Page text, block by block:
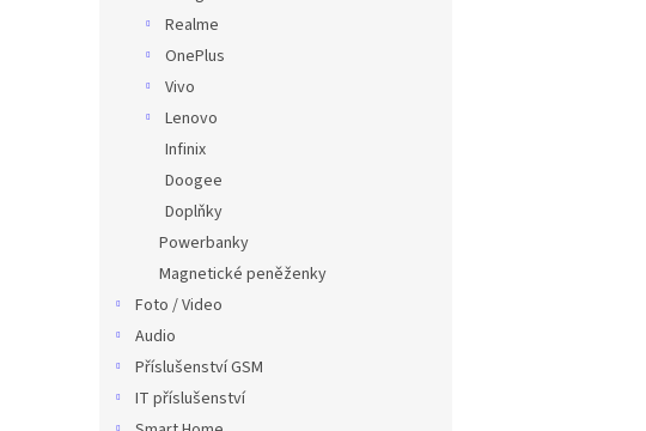
Realme
OnePlus
Vivo
Lenovo
Infinix
Doogee
Doplňky
Powerbanky
Magnetické peněženky
Foto / Video
Audio
Příslušenství GSM
IT příslušenství